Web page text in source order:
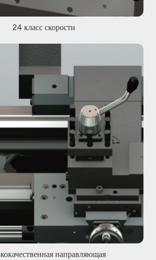
24 класс скорости
направляющая